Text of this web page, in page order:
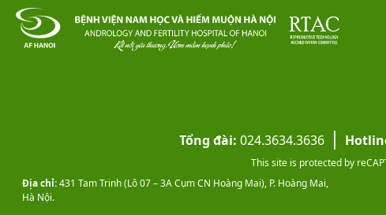
Tổng đài: 024.3634.3636
This site is protected by
Địa chỉ:431 Tam Trinh (Lô 07 – 3A Cụm CN Hoàng Mai), P. Hoàng Mai,
Hà Nội.